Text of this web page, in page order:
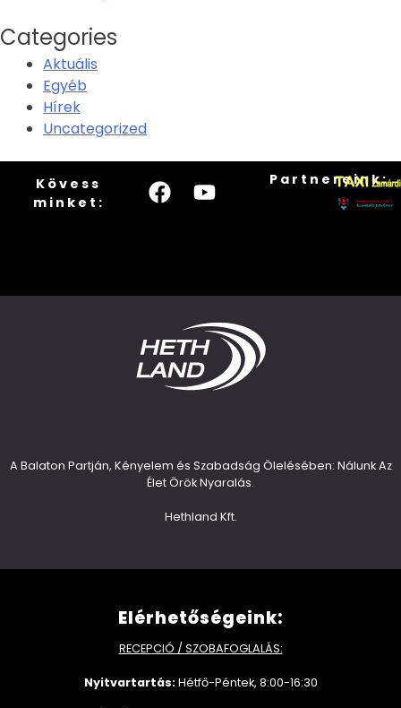
Categories
Aktuális
Egyéb
Hírek
Uncategorized
Kövess
minket:
Partnereink:
A Balaton Partján, Kényelem és Szabadság Ölelésében: Nálunk Az
Élet Örök Nyaralás.
Hethland Kft.
Elérhetőségeink:
RECEPCIÓ / SZOBAFOGLALÁS:
Nyitvartartás:Hétfő-Péntek, 8:00-16:30